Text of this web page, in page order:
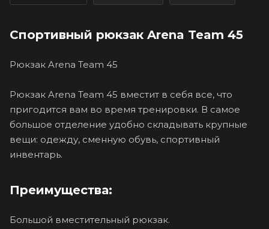
Спортивный рюкзак Arena Team 45
Рюкзак Arena Team 45
Рюкзак Arena Team 45 вместит в себя все, что
пригодится вам во время тренировки. В самое
большое отделение удобно складывать крупные
вещи: одежду, сменную обувь, спортивный
инвентарь.
Преимущества:
Большой вместительный рюкзак.